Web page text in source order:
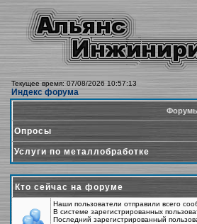
Текущее время: 07/08/2026 10:57:13
Индекс форума
Опросы
Услуги по металлобработке
Кто сейчас на форуме
Наши пользователи отправили всего
В системе зарегистрированных
Последний зарегистрированный